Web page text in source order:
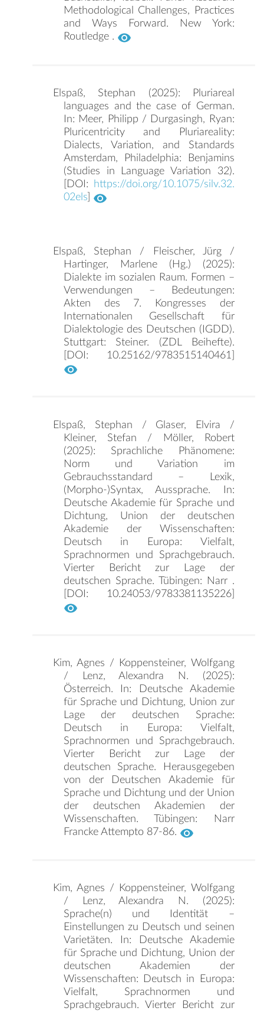
Elspaß, Stephan / Glaser, Elvira /
Kleiner, Stefan / Möller, Robert
(2025): Sprachliche Phänomene:
Norm und Variation im
Gebrauchsstandard – Lexik,
(Morpho-)Syntax, Aussprache. In:
Deutsche Akademie für Sprache und
Dichtung, Union der deutschen
Akademie der Wissenschaften:
Deutsch in Europa: Vielfalt,
Sprachnormen und Sprachgebrauch.
Vierter Bericht zur Lage der
deutschen Sprache. Tübingen: Narr .
[DOI: 10.24053/9783381135226]
Elspaß, Stephan / Fleischer, Jürg /
Hartinger, Marlene (Hg.) (2025):
Dialekte im sozialen Raum. Formen –
Verwendungen – Bedeutungen:
Akten des 7. Kongresses der
Internationalen Gesellschaft für
Dialektologie des Deutschen (IGDD).
Stuttgart: Steiner. (ZDL Beihefte).
[DOI: 10.25162/9783515140461]
Methodological Challenges, Practices
and Ways Forward. New York:
Routledge .
Kim, Agnes / Koppensteiner, Wolfgang
/ Lenz, Alexandra N. (2025):
Österreich. In: Deutsche Akademie
für Sprache und Dichtung, Union zur
Lage der deutschen Sprache:
Deutsch in Europa: Vielfalt,
Sprachnormen und Sprachgebrauch.
Vierter Bericht zur Lage der
deutschen Sprache. Herausgegeben
von der Deutschen Akademie für
Sprache und Dichtung und der Union
der deutschen Akademien der
Wissenschaften. Tübingen: Narr
Francke Attempto 87-86.
Kim, Agnes / Koppensteiner, Wolfgang
/ Lenz, Alexandra N. (2025):
Sprache(n) und Identität –
Einstellungen zu Deutsch und seinen
Varietäten. In: Deutsche Akademie
für Sprache und Dichtung, Union der
deutschen Akademien der
Wissenschaften: Deutsch in Europa:
Vielfalt, Sprachnormen und
Sprachgebrauch. Vierter Bericht zur
Elspaß, Stephan (2025): Pluriareal
languages and the case of German.
In: Meer, Philipp / Durgasingh, Ryan:
Pluricentricity and Pluriareality:
Dialects, Variation, and Standards
Amsterdam, Philadelphia: Benjamins
(Studies in Language Variation 32).
[DOI:
https://doi.org/10.1075/silv.32.
02els]